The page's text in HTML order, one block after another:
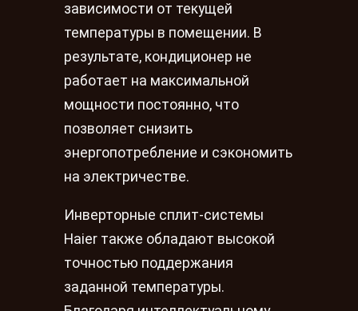
зависимости от текущей
температуры в помещении. В
результате, кондиционер не
работает на максимальной
мощности постоянно, что
позволяет снизить
энергопотребление и сэкономить
на электричестве.
Инверторные сплит-системы
Haier также обладают высокой
точностью поддержания
заданной температуры.